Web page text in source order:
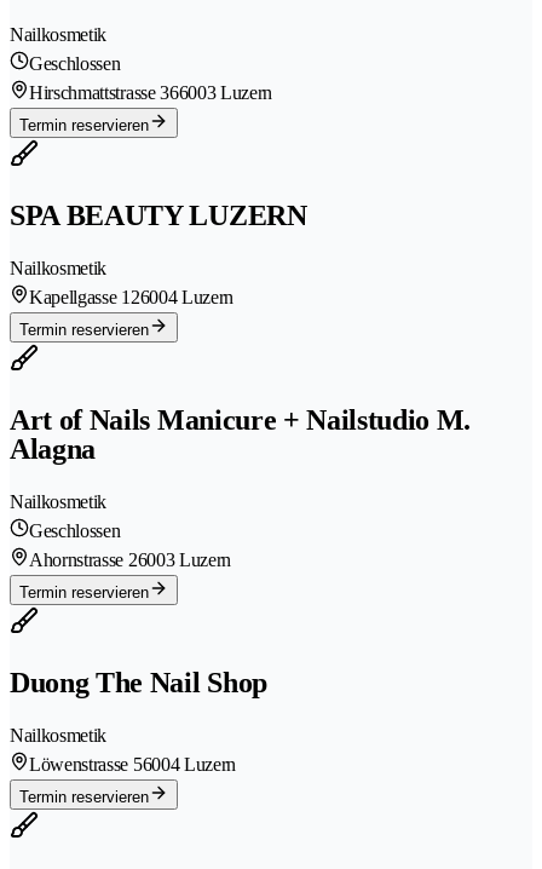
Nailkosmetik
Geschlossen
Hirschmattstrasse 366003 Luzern
Termin reservieren
SPA BEAUTY LUZERN
Nailkosmetik
Kapellgasse 126004 Luzern
Termin reservieren
Art of Nails Manicure + Nailstudio M.
Alagna
Nailkosmetik
Geschlossen
Ahornstrasse 26003 Luzern
Termin reservieren
Duong The Nail Shop
Nailkosmetik
Löwenstrasse 56004 Luzern
Termin reservieren